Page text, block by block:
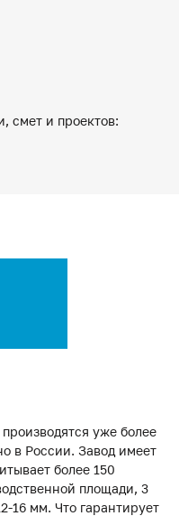
смет и проектов:
уже более
в России. Завод имеет
более 150
площади, 3
16 мм. Что гарантирует